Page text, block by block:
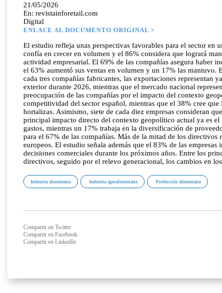
21/05/2026
En: revistainforetail.com
Digital
ENLACE AL DOCUMENTO ORIGINAL >
El estudio refleja unas perspectivas favorables para el sector
confía en crecer en volumen y el 86% considera que logrará
actividad empresarial. El 69% de las compañías asegura haber
el 63% aumentó sus ventas en volumen y un 17% las mantuvo.
cada tres compañías fabricantes, las exportaciones representan
exterior durante 2026, mientras que el mercado nacional
preocupación de las compañías por el impacto del contexto
competitividad del sector español, mientras que el 38% cree
hortalizas. Asimismo, siete de cada diez empresas consideran
principal impacto directo del contexto geopolítico actual ya es el
gastos, mientras un 17% trabaja en la diversificación de
para el 67% de las compañías. Más de la mitad de los
europeos. El estudio señala además que el 83% de las
decisiones comerciales durante los próximos años. Entre los
directivos, seguido por el relevo generacional, los cambios en
Industria alimentaria Industria agroalimentaria Producción alimentaria
Compartir en Twitter
Compartir en Facebook
Compartir en LinkedIn